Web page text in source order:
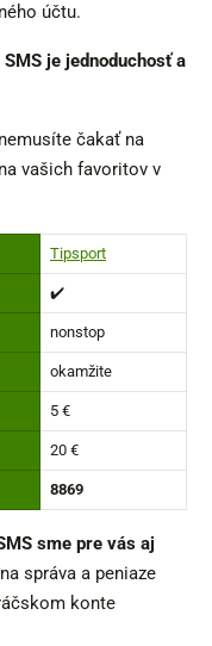
účtu.
je jednoduchosť a
čakať na
vašich favoritov v
Tipsport
✔️
nonstop
okamžite
5 €
20 €
8869
sme pre vás aj
správa a peniaze
konte